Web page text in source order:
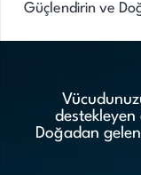
Güçlendirin ve
destekleyen
Doğadan